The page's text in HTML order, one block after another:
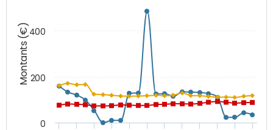
Montants (€)
0
200
400